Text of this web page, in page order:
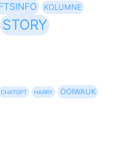
KOLUMNE
STORY
CHATGPT HARRY OOIWAUK